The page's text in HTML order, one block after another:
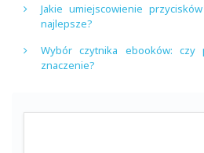
Jakie umiejscowienie
najlepsze?
Wybór czytnika ebooków: czy
znaczenie?